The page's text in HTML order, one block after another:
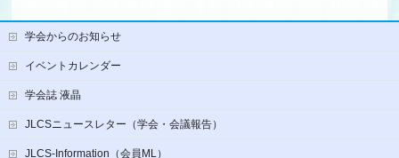
学会からのお知らせ
イベントカレンダー
学会誌 液晶
JLCSニュースレター（学会・会議報告）
JLCS-Information（会員ML）